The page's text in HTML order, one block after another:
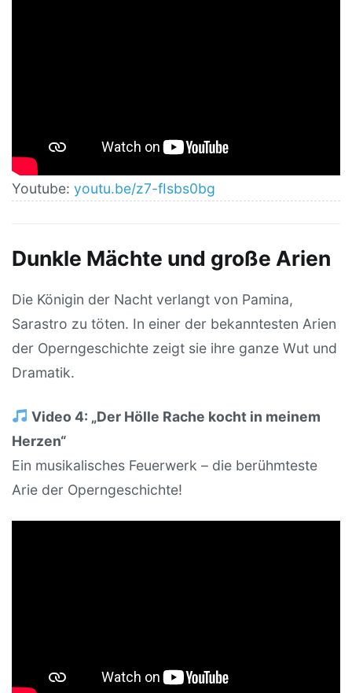
Youtube: youtu.be/z7-fIsbs0bg
Dunkle Mächte und große Arien
Die Königin der Nacht verlangt von Pamina,
Sarastro zu töten. In einer der bekanntesten Arien
der Operngeschichte zeigt sie ihre ganze Wut und
Dramatik.
Video 4: „Der Hölle Rache kocht in meinem
Herzen“
Ein musikalisches Feuerwerk – die berühmteste
Arie der Operngeschichte!